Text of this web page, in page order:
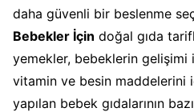
daha güvenli bir beslenme
Bebekler İçin doğal gıda
yemekler, bebeklerin
vitamin ve besin maddelerini
yapılan bebek gıdalarının